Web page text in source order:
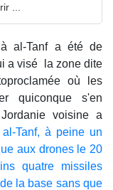
...
al-Tanf a été de
a visé la zone dite
où les
quiconque s'en
voisine a
Tanf, à peine un
aux drones le 20
quatre missiles
la base sans que